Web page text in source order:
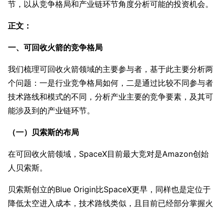
节，以从竞争格局和产业链环节角度分析可能的投资机会。
正文：
一、可回收火箭的竞争格局
我们梳理可回收火箭领域的主要参与者，基于此主要分析两
个问题：一是行业竞争格局如何，二是通过比较不同参与者
技术路线和模式的不同，分析产业主要的竞争要素，及其可
能涉及到的产业链环节。
（一）贝索斯的布局
在可回收火箭领域，SpaceX目前最大竞对是Amazon创始
人贝索斯。
贝索斯创立的Blue Origin比SpaceX更早，同样也是定位于
降低太空进入成本，技术路线类似，且目前已经部分掌握火